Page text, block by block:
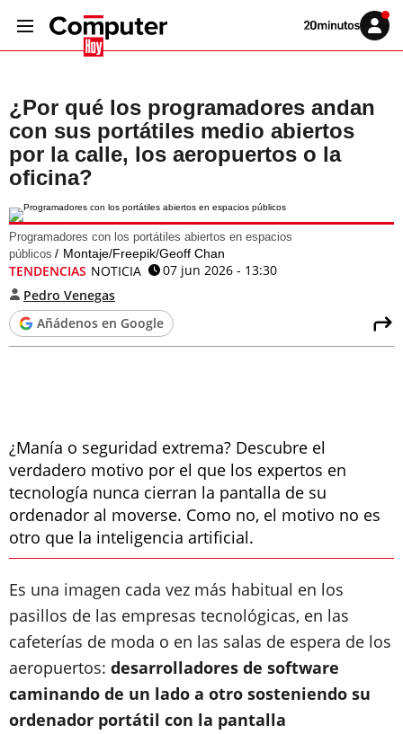
Volver
Iniciar
sesión
¿Por qué los programadores andan
con sus portátiles medio abiertos
por la calle, los aeropuertos o la
oficina?
Programadores con los portátiles abiertos en espacios
públicos
Montaje/Freepik/Geoff Chan
TENDENCIAS NOTICIA
07 jun 2026 - 13:30
Pedro Venegas
Añádenos en Google
¿Manía o seguridad extrema? Descubre el
verdadero motivo por el que los expertos en
tecnología nunca cierran la pantalla de su
ordenador al moverse. Como no, el motivo no es
otro que la inteligencia artificial.
Es una imagen cada vez más habitual en los
pasillos de las empresas tecnológicas, en las
cafeterías de moda o en las salas de espera de los
aeropuertos: desarrolladores de software
caminando de un lado a otro sosteniendo su
ordenador portátil con la pantalla